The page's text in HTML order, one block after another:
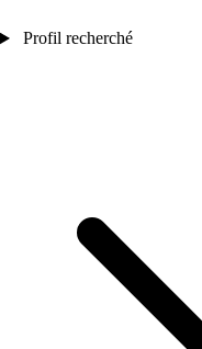
Profil recherché